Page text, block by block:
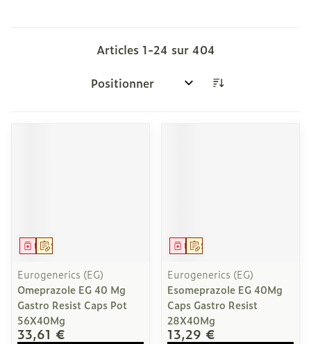
Articles 1-24 sur 404
Trier par:
Sur prescription
Médicament
Eurogenerics (EG)
Omeprazole EG 40 Mg
Gastro Resist Caps Pot
56X40Mg
33,61 €
Sur prescription
Médicament
Eurogenerics (EG)
Esomeprazole EG 40Mg
Caps Gastro Resist
28X40Mg
13,29 €